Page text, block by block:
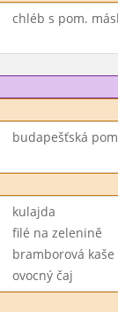
chléb s pom.
budapešťská
kulajda
filé na zelenině
bramborová kaše
ovocný čaj